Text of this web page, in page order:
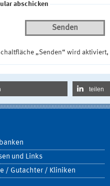
abschicken
Senden
„Senden“ wird
teilen
und Links
/ Gutachter / Kliniken